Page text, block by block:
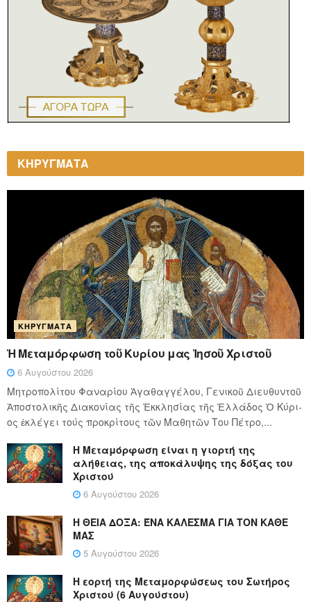
ΚΗΡΥΓΜΑΤΑ
ΚΗΡΎΓΜΑΤΑ
Ἡ Μεταμόρφωση τοῦ Κυρίου μας Ἰησοῦ Χριστοῦ
6 Αυγούστου 2026
Μητροπολίτου Φαναρίου Ἀγαθαγγέλου, Γενικοῦ Διευθυντοῦ
Ἀποστολικῆς Διακονίας τῆς Ἐκκλησίας τῆς Ἑλλάδος Ὁ Κύ­ρι­
ος ἐκλέγει τούς προ­κρί­τους τῶν Μα­θη­τῶν Του Πέ­τρο,...
Η Μεταμόρφωση είναι η γιορτή της
αλήθειας, της αποκάλυψης της δόξας του
Χριστού
6 Αυγούστου 2026
Η ΘΕΙΑ ΔΟΞΑ: ΈΝΑ ΚΑΛΕΣΜΑ ΓΙΑ ΤΟΝ ΚΑΘΕ
ΜΑΣ
5 Αυγούστου 2026
Η εορτή της Μεταμορφώσεως του Σωτήρος
Χριστού (6 Αυγούστου)